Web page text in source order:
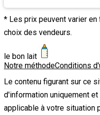
* Les prix peuvent varier
choix des vendeurs.
le bon lait
Notre méthodeConditions
Le contenu figurant sur ce
d'information uniquement
applicable à votre situation